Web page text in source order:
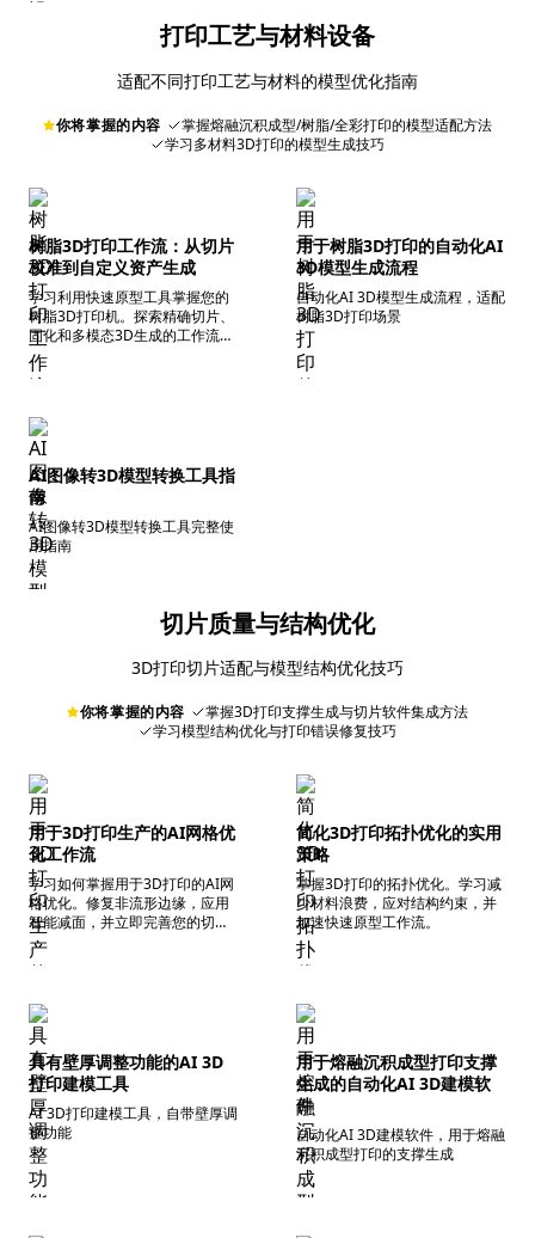
打印工艺与材料设备
适配不同打印工艺与材料的模型优化指南
你将掌握的内容
掌握熔融沉积成型/树脂/全彩打印的模型适配方法
学习多材料3D打印的模型生成技巧
树脂3D打印工作流：从切片
校准到自定义资产生成
学习利用快速原型工具掌握您的
树脂3D打印机。探索精确切片、
固化和多模态3D生成的工作流。
开始创作！
用于树脂3D打印的自动化AI
3D模型生成流程
自动化AI 3D模型生成流程，适配
树脂3D打印场景
AI图像转3D模型转换工具指
南
AI图像转3D模型转换工具完整使
用指南
切片质量与结构优化
3D打印切片适配与模型结构优化技巧
你将掌握的内容
掌握3D打印支撑生成与切片软件集成方法
学习模型结构优化与打印错误修复技巧
用于3D打印生产的AI网格优
化工作流
学习如何掌握用于3D打印的AI网
格优化。修复非流形边缘，应用
智能减面，并立即完善您的切片
工作流。
简化3D打印拓扑优化的实用
策略
掌握3D打印的拓扑优化。学习减
少材料浪费，应对结构约束，并
加速快速原型工作流。
具有壁厚调整功能的AI 3D
打印建模工具
AI 3D打印建模工具，自带壁厚调
整功能
用于熔融沉积成型打印支撑
生成的自动化AI 3D建模软
件
自动化AI 3D建模软件，用于熔融
沉积成型打印的支撑生成